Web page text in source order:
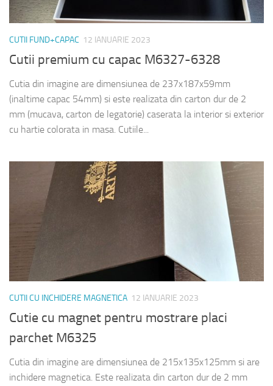
CUTII FUND+CAPAC 12 IANUARIE 2023
Cutii premium cu capac M6327-6328
Cutia din imagine are dimensiunea de 237x187x59mm
(inaltime capac 54mm) si este realizata din carton dur de 2
mm (mucava, carton de legatorie) caserata la interior si exterior
cu hartie colorata in masa. Cutiile...
CUTII CU INCHIDERE MAGNETICA 12 IANUARIE 2023
Cutie cu magnet pentru mostrare placi
parchet M6325
Cutia din imagine are dimensiunea de 215x135x125mm si are
inchidere magnetica. Este realizata din carton dur de 2 mm